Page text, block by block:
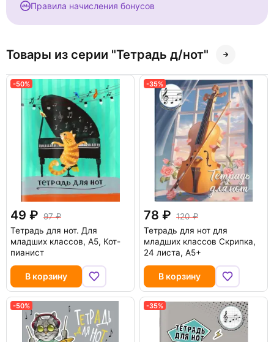
Правила начисления бонусов
Товары из серии "Тетрадь д/нот"
-50%
49
97
Тетрадь для нот. Для
младших классов, А5, Кот-
пианист
В корзину
-35%
78
120
Тетрадь для нот для
младших классов Скрипка,
24 листа, А5+
В корзину
-50% -35%